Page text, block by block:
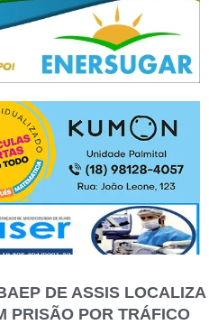
DE ASSIS LOCALIZA
PRISÃO POR TRÁFICO